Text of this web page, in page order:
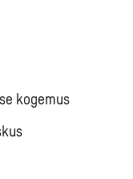
kogemus